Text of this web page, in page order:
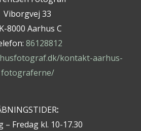
Viborgvej 33
8000 Aarhus C
86128812
kontakt-aarhus-
fotograferne/
:
– Fredag kl. 10-17.30